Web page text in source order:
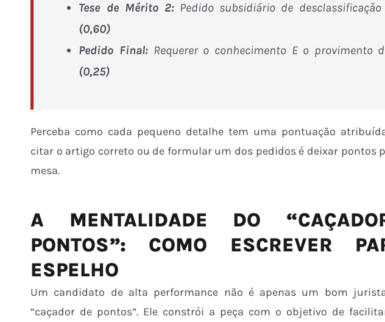
Tese de Mérito 2:Pedido subsidiário de
(0,60)
Pedido Final: Requerer o conhecimento E o provimento
(0,25)
Perceba como cada pequeno detalhe tem uma pontuação
citar o artigo correto ou de formular um dos pedidos é deixar pontos
mesa.
A MENTALIDADE DO
PONTOS”: COMO ESCREVER
ESPELHO
Um candidato de alta performance não é apenas um bom
“caçador de pontos”. Ele constrói a peça com o objetivo de